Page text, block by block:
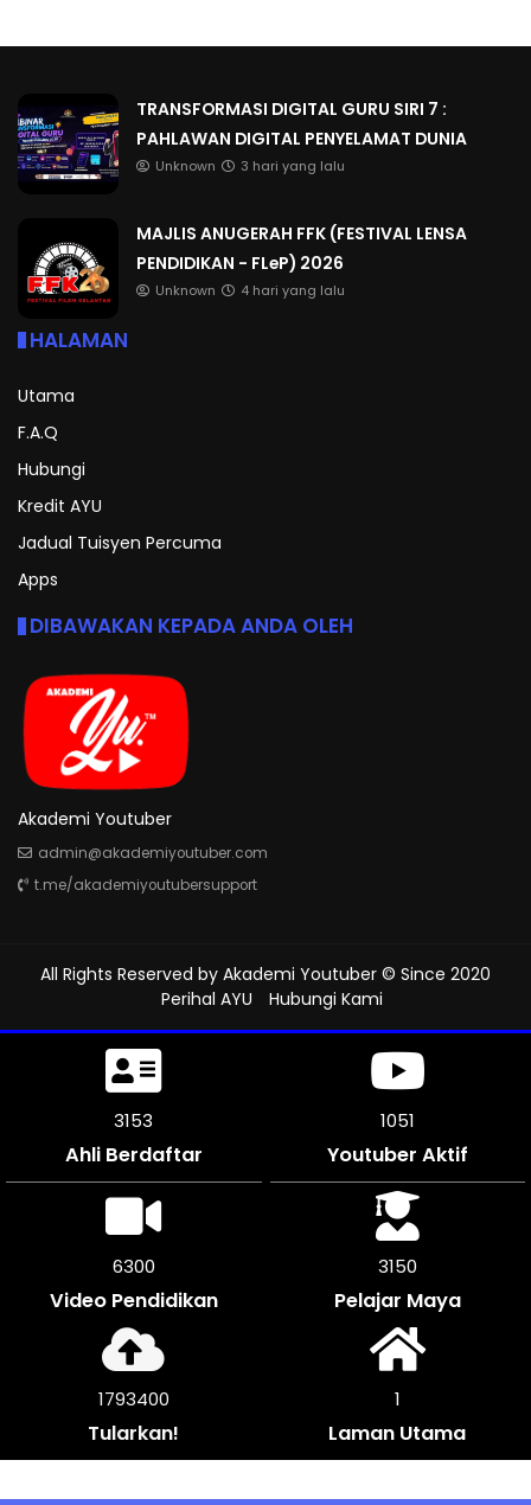
TRANSFORMASI DIGITAL GURU SIRI 7 :
PAHLAWAN DIGITAL PENYELAMAT DUNIA
Unknown 3 hari yang lalu
MAJLIS ANUGERAH FFK (FESTIVAL LENSA
PENDIDIKAN - FLeP) 2026
Unknown 4 hari yang lalu
HALAMAN
Utama
F.A.Q
Hubungi
Kredit AYU
Jadual Tuisyen Percuma
Apps
DIBAWAKAN KEPADA ANDA OLEH
Akademi Youtuber
admin@akademiyoutuber.com
t.me/akademiyoutubersupport
All Rights Reserved by Akademi Youtuber © Since 2020
Perihal AYU
Hubungi Kami
3441
Ahli Berdaftar
1146
Youtuber Aktif
6876
Video Pendidikan
3438
Pelajar Maya
1957368
Tularkan!
1
Laman Utama